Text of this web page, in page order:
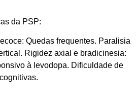
da PSP:
Quedas frequentes. Paralisia
Rigidez axial e bradicinesia:
à levodopa. Dificuldade de